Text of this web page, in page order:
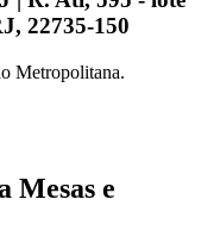
22735-150
Metropolitana.
Mesas e